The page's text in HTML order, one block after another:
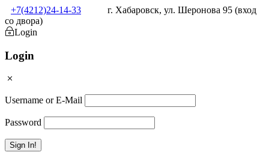
+7(4212)24-14-33
г. Хабаровск, ул. Шеронова 95 (вход
со двора)
Login
Login
Username or E-Mail
Password